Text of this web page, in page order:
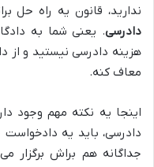
ندارید، قانون یه راه حل
دادرسی. یعنی شما به
هزینه دادرسی نیستید و از
معاف کنه.
اینجا یه نکته مهم وجود
دادرسی، باید یه